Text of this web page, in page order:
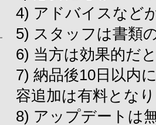
4) アドバイスなど
5) スタッフは書類
6) 当方は効果的だ
7) 納品後10日以内
容追加は有料とな
8) アップデートは